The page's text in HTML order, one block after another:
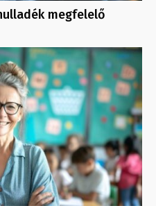
megfelelő